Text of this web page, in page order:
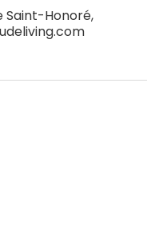
Saint-Honoré,